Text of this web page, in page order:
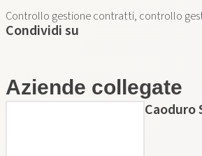
Controllo gestione contratti, controllo
Condividi su
Aziende collegate
Caoduro